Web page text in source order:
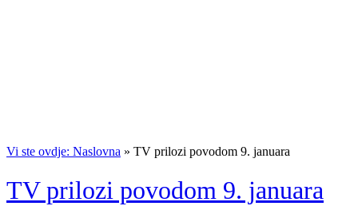
Vi ste ovdje: Naslovna » TV prilozi povodom 9. januara
TV prilozi povodom 9. januara